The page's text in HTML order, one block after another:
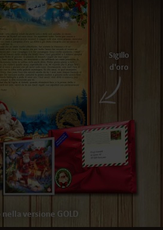
Sigillo
d'oro
versione GOLD